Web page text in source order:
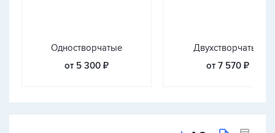
Одностворчатые
от 5 300 ₽
Двухстворчатые
от 7 570 ₽